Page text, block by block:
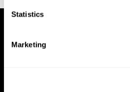
Statistics
Marketing